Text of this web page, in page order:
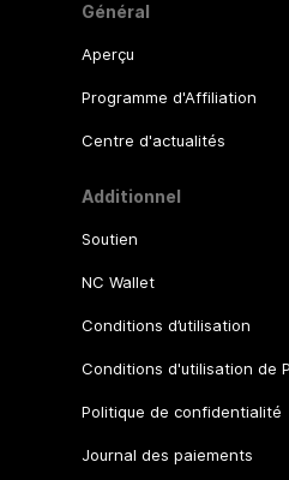
Général
Aperçu
Programme d'Affiliation
Centre d'actualités
Additionnel
Soutien
NC Wallet
Conditions d’utilisation
Conditions d'utilisation de
Politique de confidentialité
Journal des paiements